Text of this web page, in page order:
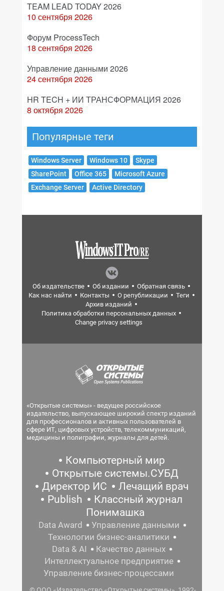
TEAM LEAD TODAY 2026
10 сентября 2026
Форум ProcessTech
18 сентября 2026
Управление данными 2026
24 сентября 2026
HR TECH + ИИ ТРАНСФОРМАЦИЯ 2026
8 октября 2026
Популярные теги
Windows Server Windows 10
Skype
SharePoint
Office 365
Microsoft Azure
Exchange Server
Active Directory
Об издательстве Об издании
Обратная связь
Как нас найти
Контакты О републикации
Теги
Архив изданий
Политика обработки персональных данных
Change privacy settings
«Открытые системы» - ведущее российское
издательство, выпускающее широкий спектр изданий
для профессионалов и активных пользователей в
сфере ИТ, цифровых устройств, телекоммуникаций,
медицины и полиграфии, журналы для детей.
Компьютерный мир
Открытые системы.СУБД
Директор ИС
Лечащий врач
Publish
Классный журнал
Понимашка
Data Award
Управление данными
Технологии бизнес-аналитики
Data & AI
Качество данных
Интеллектуальное предприятие
Управление бизнес-процессами